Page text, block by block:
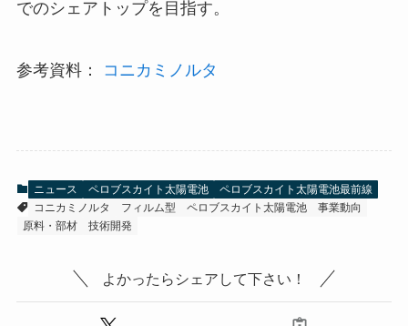
でのシェアトップを目指す。
参考資料： コニカミノルタ
ニュース ペロブスカイト太陽電池
ペロブスカイト太陽電池最前線
コニカミノルタ
フィルム型 ペロブスカイト太陽電池
事業動向
原料・部材
技術開発
よかったらシェアして下さい！